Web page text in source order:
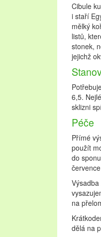
Cibule
i staří
mělký
listů,
stonek,
jejichž
6,5.
sklizni
Péče
Přímé
použít
do
na
dělá na